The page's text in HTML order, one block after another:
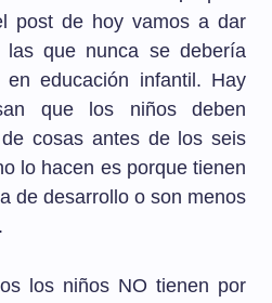
de hoy vamos a dar
las que nunca se debería
educación infantil. Hay
que los niños deben
cosas antes de los seis
lo hacen es porque tienen
de desarrollo o son menos
los niños NO tienen por